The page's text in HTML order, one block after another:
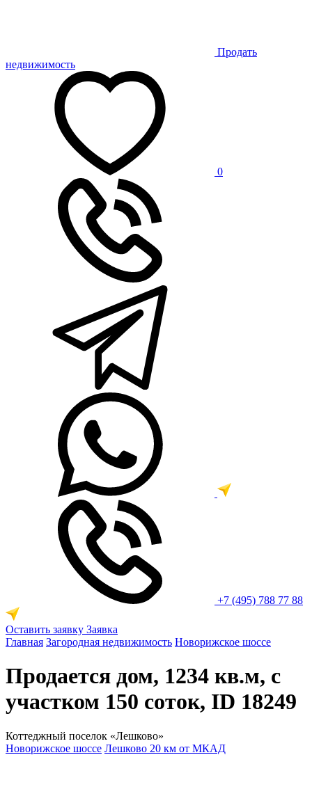
Продать
недвижимость
0
+7 (495) 788 77 88
Оставить заявку Заявка
Главная Загородная недвижимость Новорижское шоссе
Продается дом, 1234 кв.м, с
участком 150 соток, ID 18249
Коттеджный поселок «Лешково»
Новорижское шоссе Лешково 20 км от МКАД